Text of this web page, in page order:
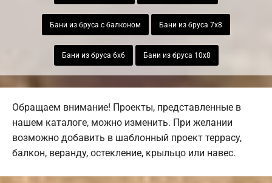
Бани из бруса с балконом Бани из бруса 7х8
Бани из бруса 6х6 Бани из бруса 10х8
Обращаем внимание! Проекты, представленные в
нашем каталоге, можно изменить. При желании
возможно добавить в шаблонный проект террасу,
балкон, веранду, остекление, крыльцо или навес.